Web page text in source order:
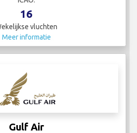
16
vluchten
Meer informatie
Gulf Air